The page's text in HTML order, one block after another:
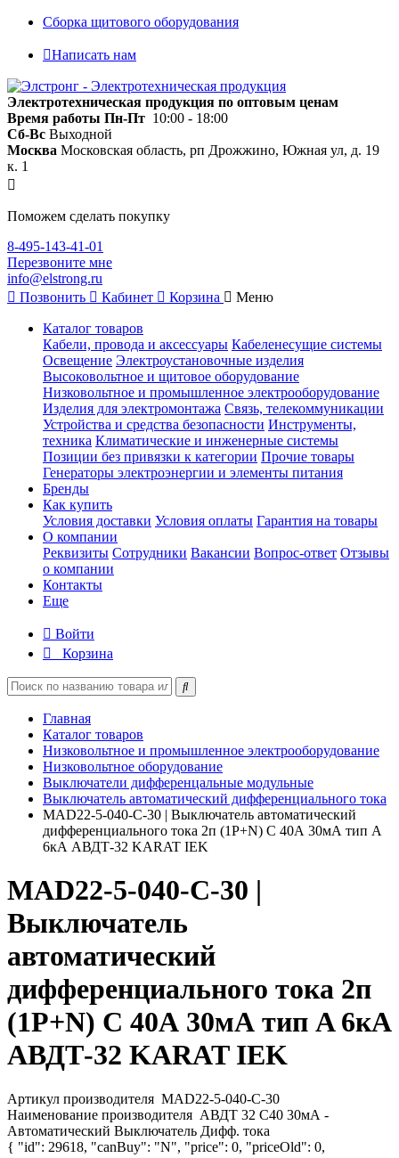
Сборка щитового оборудования
Написать нам
Электротехническая продукция по оптовым ценам
Время работы Пн-Пт 10:00 - 18:00
Сб-Вс Выходной
Москва Московская область, рп Дрожжино, Южная ул, д. 19
к. 1
Поможем сделать покупку
8-495-143-41-01
Перезвоните мне
info@elstrong.ru
Позвонить
Кабинет Корзина Меню
Каталог товаров
Кабели, провода и аксессуары Кабеленесущие системы
Освещение Электроустановочные изделия
Высоковольтное и щитовое оборудование
Низковольтное и промышленное электрооборудование
Изделия для электромонтажа Связь, телекоммуникации
Устройства и средства безопасности Инструменты,
техника Климатические и инженерные системы
Позиции без привязки к категории Прочие товары
Генераторы электроэнергии и элементы питания
Бренды
Как купить
Условия доставки Условия оплаты Гарантия на товары
О компании
Реквизиты Сотрудники Вакансии Вопрос-ответ Отзывы
о компании
Контакты
Еще
Войти
Корзина
Главная
Каталог товаров
Низковольтное и промышленное электрооборудование
Низковольтное оборудование
Выключатели дифференцальные модульные
Выключатель автоматический дифференциального тока
MAD22-5-040-C-30 | Выключатель автоматический
дифференциального тока 2п (1P+N) C 40А 30мА тип A
6кА АВДТ-32 KARAT IEK
MAD22-5-040-C-30 |
Выключатель
автоматический
дифференциального тока 2п
(1P+N) C 40А 30мА тип A 6кА
АВДТ-32 KARAT IEK
Артикул производителя MAD22-5-040-C-30
Наименование производителя АВДТ 32 C40 30мА -
Автоматический Выключатель Дифф. тока
{ "id": 29618, "canBuy": "N", "price": 0, "priceOld": 0,